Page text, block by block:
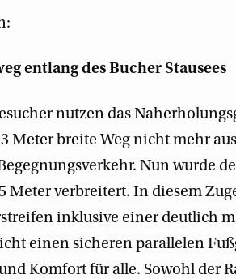
entlang des Bucher Stausees
nutzen das
Meter breite Weg nicht mehr
Nun wurde
Meter verbreitert. In diesem
inklusive einer deutlich
einen sicheren parallelen
Komfort für alle. Sowohl der